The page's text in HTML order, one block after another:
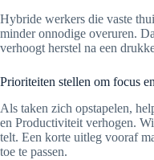
Hybride werkers die vaste
minder onnodige overuren.
verhoogt herstel na een
Prioriteiten stellen om focus
Als taken zich opstapelen,
en Productiviteit verhogen.
telt. Een korte uitleg vooraf
toe te passen.